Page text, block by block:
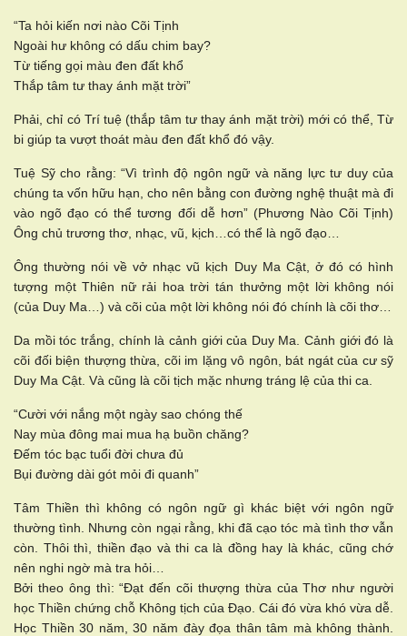
“Ta hỏi kiến nơi nào Cõi Tịnh
Ngoài hư không có dấu chim bay?
Từ tiếng gọi màu đen đất khổ
Thắp tâm tư thay ánh mặt trời”
Phải, chỉ có Trí tuệ (thắp tâm tư thay ánh mặt trời) mới có thể, Từ
bi giúp ta vượt thoát màu đen đất khổ đó vậy.
Tuệ Sỹ cho rằng: “Vì trình độ ngôn ngữ và năng lực tư duy của
chúng ta vốn hữu hạn, cho nên bằng con đường nghệ thuật mà đi
vào ngõ đạo có thể tương đối dễ hơn” (Phương Nào Cõi Tịnh)
Ông chủ trương thơ, nhạc, vũ, kịch…có thể là ngõ đạo…
Ông thường nói về vở nhạc vũ kịch Duy Ma Cật, ở đó có hình
tượng một Thiên nữ rải hoa trời tán thưởng một lời không nói
(của Duy Ma…) và cõi của một lời không nói đó chính là cõi thơ…
Da mồi tóc trắng, chính là cảnh giới của Duy Ma. Cảnh giới đó là
cõi đối biện thượng thừa, cõi im lặng vô ngôn, bát ngát của cư sỹ
Duy Ma Cật. Và cũng là cõi tịch mặc nhưng tráng lệ của thi ca.
“Cười với nắng một ngày sao chóng thế
Nay mùa đông mai mua hạ buồn chăng?
Đếm tóc bạc tuổi đời chưa đủ
Bụi đường dài gót mỏi đi quanh”
Tâm Thiền thì không có ngôn ngữ gì khác biệt với ngôn ngữ
thường tình. Nhưng còn ngại rằng, khi đã cạo tóc mà tình thơ vẫn
còn. Thôi thì, thiền đạo và thi ca là đồng hay là khác, cũng chớ
nên nghi ngờ mà tra hỏi…
Bởi theo ông thì: “Đạt đến cõi thượng thừa của Thơ như người
học Thiền chứng chỗ Không tịch của Đạo. Cái đó vừa khó vừa dễ.
Học Thiền 30 năm, 30 năm đày đọa thân tâm mà không thành.